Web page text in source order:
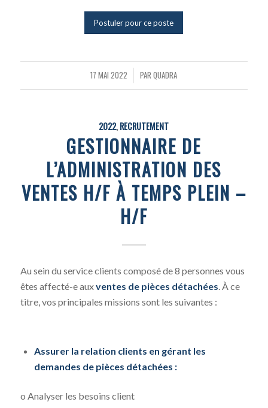
Postuler pour ce poste
17 MAI 2022
/ PARQUADRA
2022,RECRUTEMENT
GESTIONNAIRE DE
L’ADMINISTRATION DES
VENTES H/F À TEMPS PLEIN –
H/F
Au sein du service clients composé de 8 personnes vous
êtes affecté-e auxventes de pièces détachées. À ce
titre, vos principales missions sont les suivantes :
Assurer la relation clients en gérant les
demandes de pièces détachées :
o Analyser les besoins client